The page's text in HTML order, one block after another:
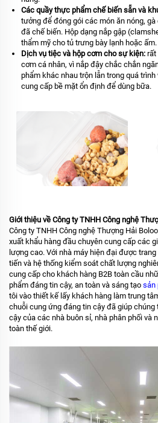
Các quầy thực phẩm chế biến sẵn và
tưởng để đóng gói các món ăn nóng, gà
đã chế biến. Hộp dạng nắp gập
thẩm mỹ cho tủ trưng bày lạnh hoặc ấm.
Dịch vụ tiệc và hộp cơm cho sự kiện: rất
cơm cá nhân, vì nắp đậy chắc chắn
phẩm khác nhau trộn lẫn trong quá
cung cấp bề mặt ổn định để dùng bữa.
Giới thiệu về Công ty TNHH Công nghệ
Công ty TNHH Công nghệ Thượng Hải
xuất khẩu hàng đầu chuyên cung cấp các
lượng cao. Với nhà máy hiện đại được
tiến và hệ thống kiểm soát chất lượng
cung cấp cho khách hàng B2B toàn cầu
phẩm đáng tin cậy, an toàn và sáng tạo sản
tôi vào thiết kế lấy khách hàng làm trung
chuỗi cung ứng đáng tin cậy đã giúp
cậy của các nhà buôn sỉ, nhà phân phối và
toàn thế giới.